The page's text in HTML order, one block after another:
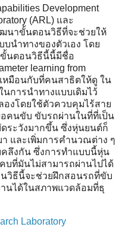
Development
(ARL) และ
ฒนาขั้นตอนวิธีที่จะช่วยให้
บนำทางของตัวเอง โดย
ขั้นตอนวิธีนี้นี้มีชื่อ
learning from
หมือนกับที่คนสาธิตให้ดู ใน
การนำทางแบบเดิมไว้
งโดยใช้ตัวควบคุมไร้สาย
อคนขับ ขับรถผ่านในที่ที่เป็น
ระวังมากขึ้น ซึ่งหุ่นยนต์ก็
า และเพิ่มการคำนวณต่าง ๆ
ลึงกัน ซึ่งการทำแบบนี้หุ่น
บที่มันไม่สามารถผ่านไปได้
วิธีนี้จะช่วยฝึกสอนรถที่ขับ
นได้ในสภาพแวดล้อมที่ธุ
Laboratory